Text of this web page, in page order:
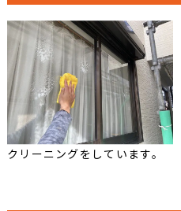
クリーニングをしています。